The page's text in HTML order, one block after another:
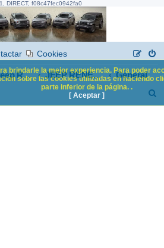
DIRECT, f08c47fec0942fa0
Cookies
Foro Jeep Renegade JEEP RENEGADE General
brindarle la mejor experiencia. Para poder
sobre las cookies utilizadas en haciendo
parte inferior de la página. .
[ Aceptar ]